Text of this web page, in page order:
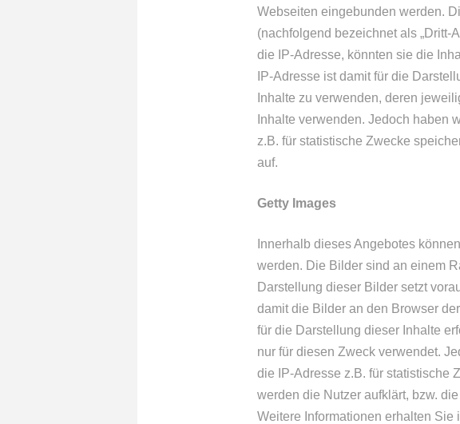
Webseiten eingebunden werden.
(nachfolgend bezeichnet als „Dritt-
die IP-Adresse, könnten sie die
IP-Adresse ist damit für die
Inhalte zu verwenden, deren
Inhalte verwenden. Jedoch haben
z.B. für statistische Zwecke
auf.
Getty Images
Innerhalb dieses Angebotes
werden. Die Bilder sind an einem
Darstellung dieser Bilder setzt
damit die Bilder an den Browser
für die Darstellung dieser Inhalte
nur für diesen Zweck verwendet.
die IP-Adresse z.B. für statistische
werden die Nutzer aufklärt, bzw.
Weitere Informationen erhalten Sie